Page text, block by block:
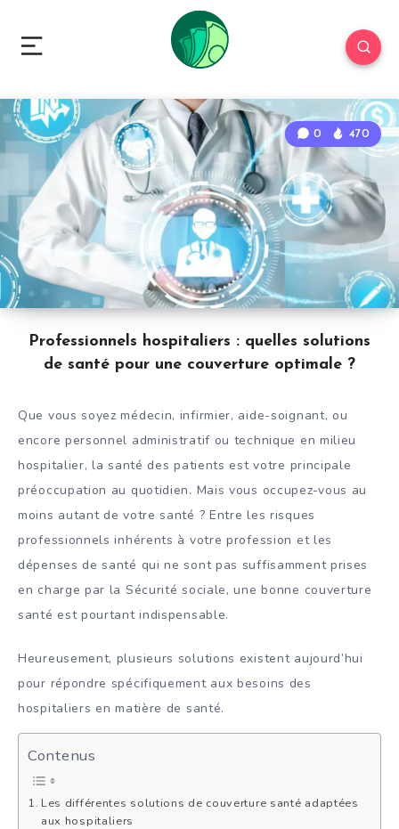
Professionnels hospitaliers : quelles solutions
de santé pour une couverture optimale ?
0 470
Que vous soyez médecin, infirmier, aide-soignant, ou
encore personnel administratif ou technique en milieu
hospitalier, la santé des patients est votre principale
préoccupation au quotidien. Mais vous occupez-vous au
moins autant de votre santé ? Entre les risques
professionnels inhérents à votre profession et les
dépenses de santé qui ne sont pas suffisamment prises
en charge par la Sécurité sociale, une bonne couverture
santé est pourtant indispensable.
Heureusement, plusieurs solutions existent aujourd’hui
pour répondre spécifiquement aux besoins des
hospitaliers en matière de santé.
Contenus
Les différentes solutions de couverture santé adaptées
aux hospitaliers